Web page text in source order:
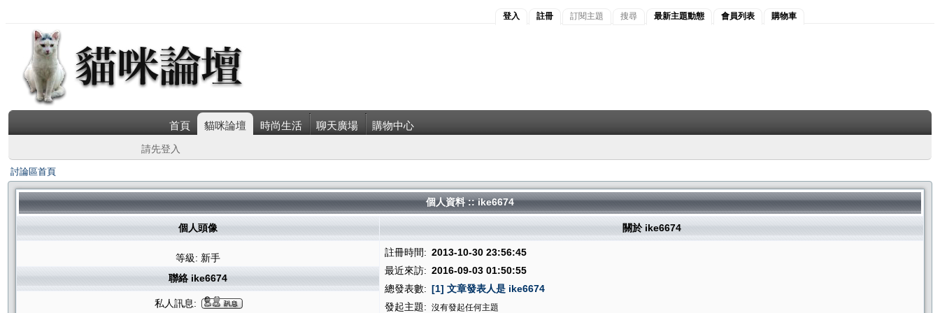
登入 註冊 訂閱主題 搜尋 最新主題動態 會員列表 購物車
首頁 貓咪論壇 時尚生活 聊天廣場 購物中心
請先登入
討論區首頁
個人資料 :: ike6674
個人頭像 關於 ike6674
等級: 新手 註冊時間: 2013-10-30 23:56:45
最近來訪: 2016-09-03 01:50:55
總發表數: [1] 文章發表人是 ike6674
發起主題: 沒有發起任何主題
聯絡 ike6674
私人訊息: